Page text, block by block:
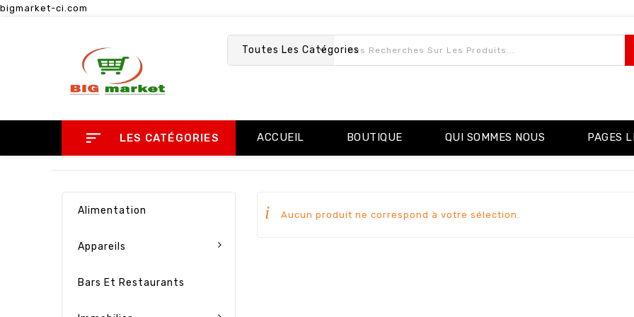
bigmarket-ci.com
Toutes Les Catégories
LES CATÉGORIES ACCUEIL BOUTIQUE QUI SOMMES NOUS PAGES
Alimentation
Appareils
Bars Et Restaurants
Aucun produit ne correspond à votre sélection.